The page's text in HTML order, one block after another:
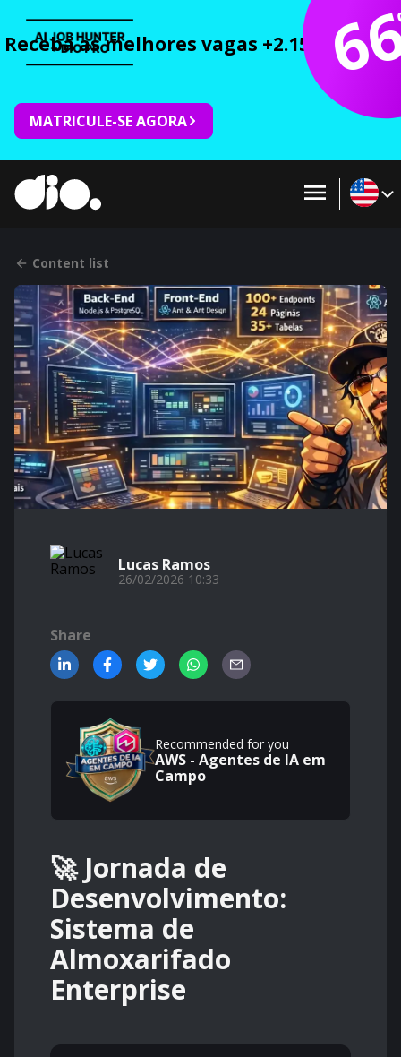
Receba as melhores vagas +2.150 cursos
MATRICULE-SE AGORA
Content list
Lucas Ramos
26/02/2026 10:33
Share
Recommended for you
AWS - Agentes de IA em
Campo
🚀 Jornada de
Desenvolvimento:
Sistema de
Almoxarifado
Enterprise